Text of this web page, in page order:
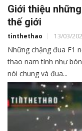
Giới thiệu
thế giới
tinthethao 13/03/
Những chặng đua F1
thao nam tính như
nói chung và đua...